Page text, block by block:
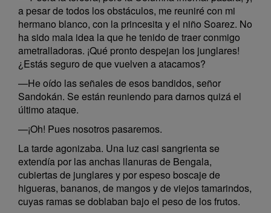
a pesar de todos los obstáculos, me reuniré con mi
hermano blanco, con la princesita y el niño Soarez. No
ha sido mala idea la que he tenido de traer conmigo
ametralladoras. ¡Qué pronto despejan los junglares!
¿Estás seguro de que vuelven a atacamos?
—He oído las señales de esos bandidos, señor
Sandokán. Se están reuniendo para darnos quizá el
último ataque.
—¡Oh! Pues nosotros pasaremos.
La tarde agonizaba. Una luz casi sangrienta se
extendía por las anchas llanuras de Bengala,
cubiertas de junglares y por espeso boscaje de
higueras, bananos, de mangos y de viejos tamarindos,
cuyas ramas se doblaban bajo el peso de los frutos.